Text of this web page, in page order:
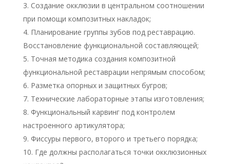
Создание окклюзии в центральном соотношении
при помощи композитных накладок;
Планирование группы зубов под реставрацию.
Восстановление функциональной составляющей;
Точная методика создания композитной
функциональной реставрации непрямым способом;
Разметка опорных и защитных бугров;
Технические лабораторные этапы изготовления;
Функциональный карвинг под контролем
настроенного артикулятора;
Фиссуры первого, второго и третьего порядка;
Где должны располагаться точки окклюзионных